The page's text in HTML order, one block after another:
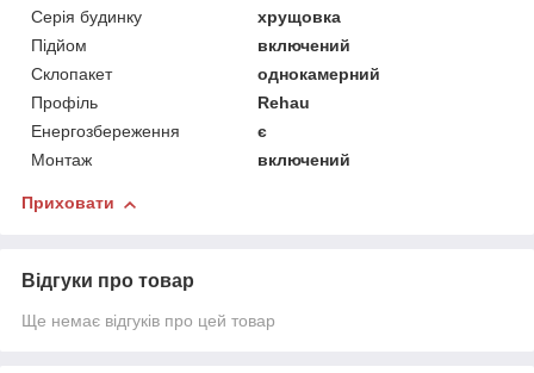
Серія будинку
хрущовка
Підйом
включений
Склопакет
однокамерний
Профіль
Rehau
Енергозбереження
є
Монтаж
включений
Приховати
Відгуки про товар
Ще немає відгуків про цей товар